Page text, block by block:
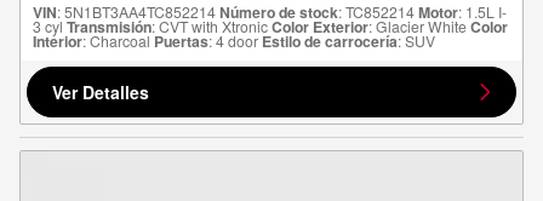
VIN: 5N1BT3AA4TC852214Número de stock: TC852214Motor: 1.5L I-
3 cyl Transmisión: CVT with XtronicColor Exterior: Glacier WhiteColor
Interior: Charcoal Puertas: 4 door Estilo de carrocería: SUV
Ver Detalles